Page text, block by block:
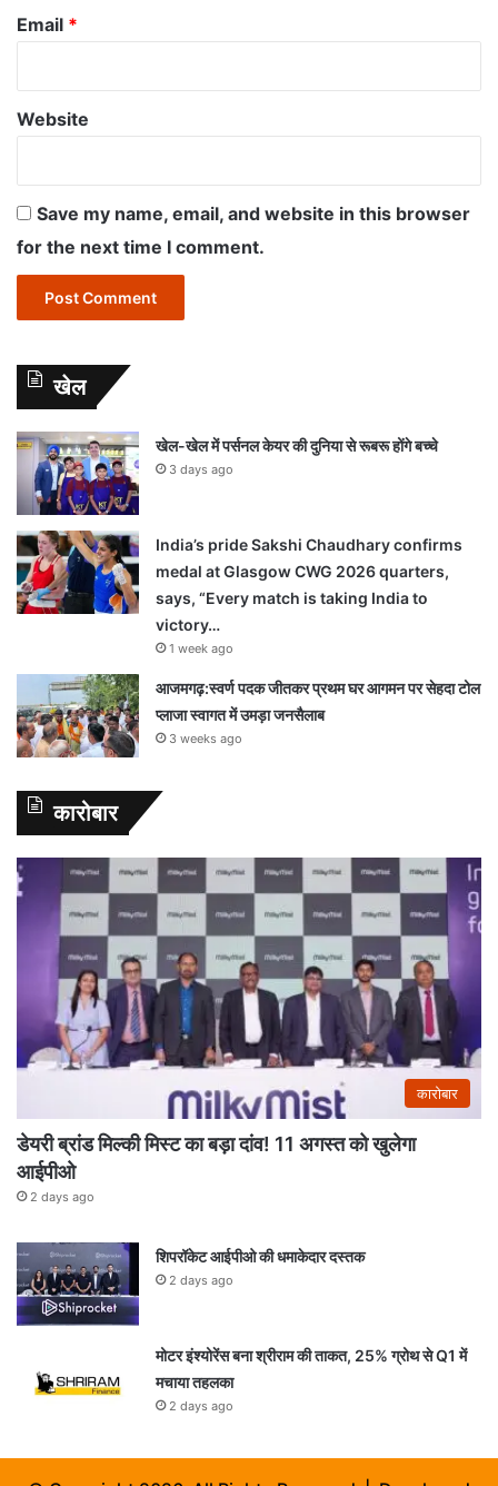
Email *
Website
Save my name, email, and website in this browser
for the next time I comment.
खेल
खेल-खेल में पर्सनल केयर की दुनिया से रूबरू होंगे बच्चे
3 days ago
India’s pride Sakshi Chaudhary confirms
medal at Glasgow CWG 2026 quarters,
says, “Every match is taking India to
victory…
1 week ago
आजमगढ़:स्वर्ण पदक जीतकर प्रथम घर आगमन पर सेहदा टोल
प्लाजा स्वागत में उमड़ा जनसैलाब
3 weeks ago
कारोबार
कारोबार
डेयरी ब्रांड मिल्की मिस्ट का बड़ा दांव! 11 अगस्त को खुलेगा
आईपीओ
2 days ago
शिपरॉकेट आईपीओ की धमाकेदार दस्तक
2 days ago
मोटर इंश्योरेंस बना श्रीराम की ताकत, 25% ग्रोथ से Q1 में
मचाया तहलका
2 days ago